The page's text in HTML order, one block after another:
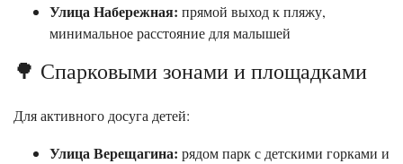
Улица Набережная: прямой выход к пляжу,
минимальное расстояние для малышей
🌳 Спарковыми зонами и площадками
Для активного досуга детей:
Улица Верещагина: рядом парк с детскими горками и